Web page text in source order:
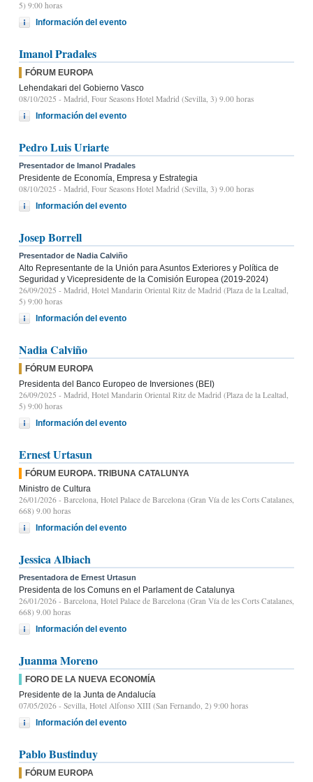
5) 9:00 horas
Información del evento
Imanol Pradales
FÓRUM EUROPA
Lehendakari del Gobierno Vasco
08/10/2025 - Madrid, Four Seasons Hotel Madrid (Sevilla, 3) 9.00 horas
Información del evento
Pedro Luis Uriarte
Presentador de Imanol Pradales
Presidente de Economía, Empresa y Estrategia
08/10/2025 - Madrid, Four Seasons Hotel Madrid (Sevilla, 3) 9.00 horas
Información del evento
Josep Borrell
Presentador de Nadia Calviño
Alto Representante de la Unión para Asuntos Exteriores y Política de
Seguridad y Vicepresidente de la Comisión Europea (2019-2024)
26/09/2025 - Madrid, Hotel Mandarin Oriental Ritz de Madrid (Plaza de la Lealtad,
5) 9:00 horas
Información del evento
Nadia Calviño
FÓRUM EUROPA
Presidenta del Banco Europeo de Inversiones (BEI)
26/09/2025 - Madrid, Hotel Mandarin Oriental Ritz de Madrid (Plaza de la Lealtad,
5) 9:00 horas
Información del evento
Ernest Urtasun
FÓRUM EUROPA. TRIBUNA CATALUNYA
Ministro de Cultura
26/01/2026 - Barcelona, Hotel Palace de Barcelona (Gran Vía de les Corts Catalanes,
668) 9.00 horas
Información del evento
Jessica Albiach
Presentadora de Ernest Urtasun
Presidenta de los Comuns en el Parlament de Catalunya
26/01/2026 - Barcelona, Hotel Palace de Barcelona (Gran Vía de les Corts Catalanes,
668) 9.00 horas
Información del evento
Juanma Moreno
FORO DE LA NUEVA ECONOMÍA
Presidente de la Junta de Andalucía
07/05/2026 - Sevilla, Hotel Alfonso XIII (San Fernando, 2) 9:00 horas
Información del evento
Pablo Bustinduy
FÓRUM EUROPA